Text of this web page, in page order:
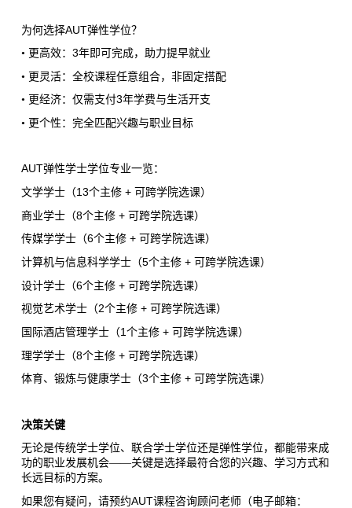
为何选择AUT弹性学位？
• 更高效： 3年即可完成，助力提早就业
• 更灵活：全校课程任意组合，非固定搭配
• 更经济：仅需支付3年学费与生活开支
• 更个性：完全匹配兴趣与职业目标
AUT弹性学士学位专业一览 ：
文学学士（13个主修 + 可跨学院选课）
商业学士（8个主修 + 可跨学院选课）
传媒学学士（6个主修 + 可跨学院选课）
计算机与信息科学学士（5个主修 + 可跨学院选课）
设计学士（6个主修 + 可跨学院选课）
视觉艺术学士（2个主修 + 可跨学院选课）
国际酒店管理学士（1 个主修 + 可跨学院选课）
理学学士（8个主修 + 可跨学院选课）
体育、锻炼与健康学士（3个主修 + 可跨学院选课）
决策关键
无论是传统学士学位、联合学士学位还是弹性学位，都能带来成
功的职业发展机会——关键是选择最符合您的兴趣、学习方式和
长远目标的方案。
如果您有疑问，请预约AUT课程咨询顾问老师（电子邮箱：